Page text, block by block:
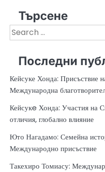
Търсене
Search
for:
Последни
Кейсуке Хонда: Присъствие
Международна
Кейсукe Хонда: Участия на
отличия, глобално влияние
Юто Нагадамо: Семейна
Международно присъствие
Такехиро Томиасу: